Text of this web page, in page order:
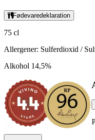
Fødevaredeklaration
75 cl
Allergener: Sulferdioxid /
Alkohol 14,5%